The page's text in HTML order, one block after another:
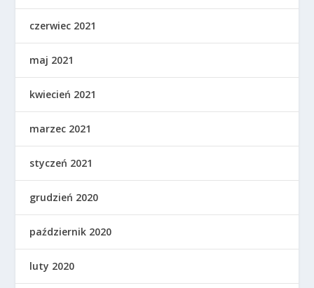
czerwiec 2021
maj 2021
kwiecień 2021
marzec 2021
styczeń 2021
grudzień 2020
październik 2020
luty 2020